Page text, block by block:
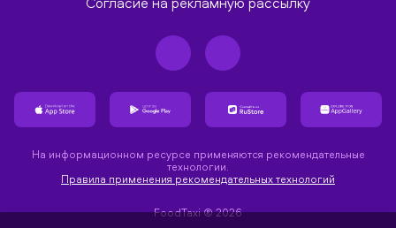
На информационном ресурсе применяются рекомендательные
технологии.
Правила применения рекомендательных технологий
FoodTaxi ® 2026